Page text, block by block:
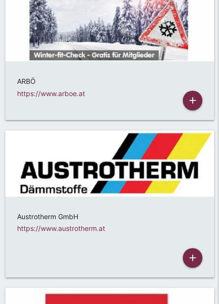
ARBÖ
https://www.arboe.at
add
Austrotherm GmbH
https://www.austrotherm.at
add